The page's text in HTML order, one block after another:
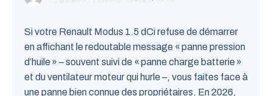
Si votre Renault Modus 1.5 dCi refuse de démarrer
en affichant le redoutable message « panne pression
d’huile » – souvent suivi de « panne charge batterie »
et du ventilateur moteur qui hurle –, vous faites face à
une panne bien connue des propriétaires. En 2026,